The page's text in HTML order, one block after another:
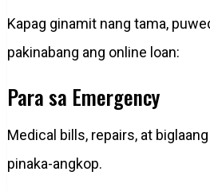
Kapag ginamit nang tama,
pakinabang ang online loan:
Para sa Emergency
Medical bills, repairs, at
pinaka-angkop.